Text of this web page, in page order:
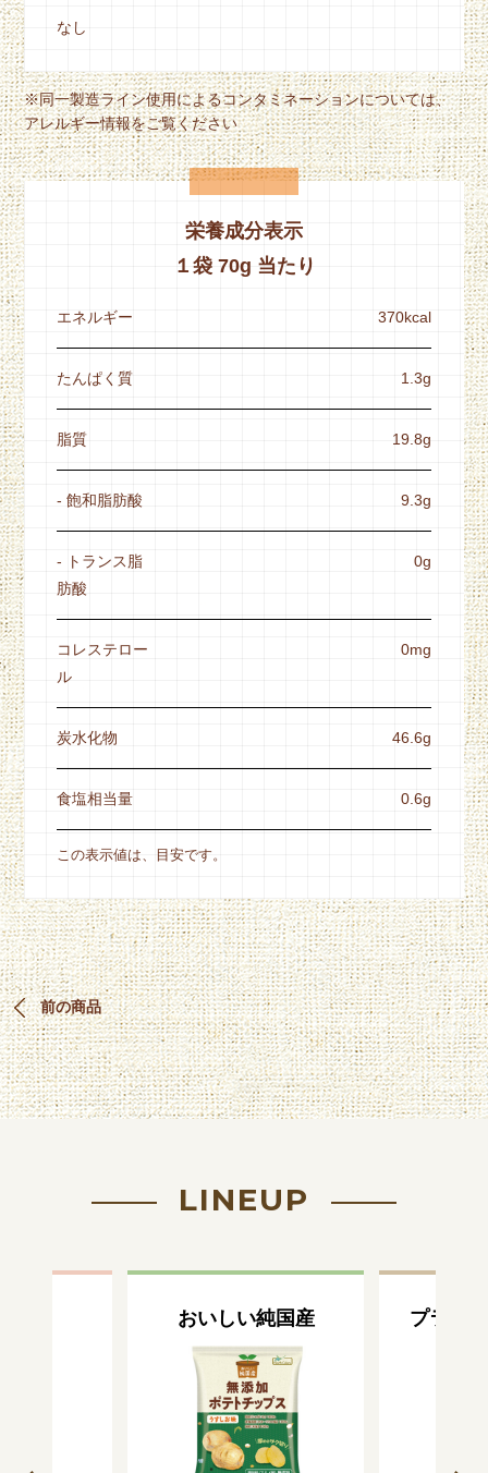
なし
※同一製造ライン使用によるコンタミネーションについては、
アレルギー情報をご覧ください
栄養成分表示
１袋 70g 当たり
エネルギー 370kcal
たんぱく質 1.3g
脂質 19.8g
- 飽和脂肪酸 9.3g
- トランス脂
肪酸
0g
コレステロー
ル
0mg
炭水化物 46.6g
食塩相当量 0.6g
この表示値は、目安です。
前の商品
LINEUP
おいしい純国産 プラス